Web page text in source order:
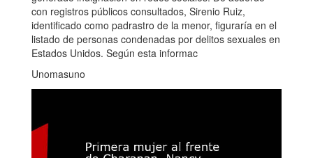
con registros públicos consultados, Sirenio Ruiz,
identificado como padrastro de la menor, figuraría en el
listado de personas condenadas por delitos sexuales en
Estados Unidos. Según esta informac
Unomasuno